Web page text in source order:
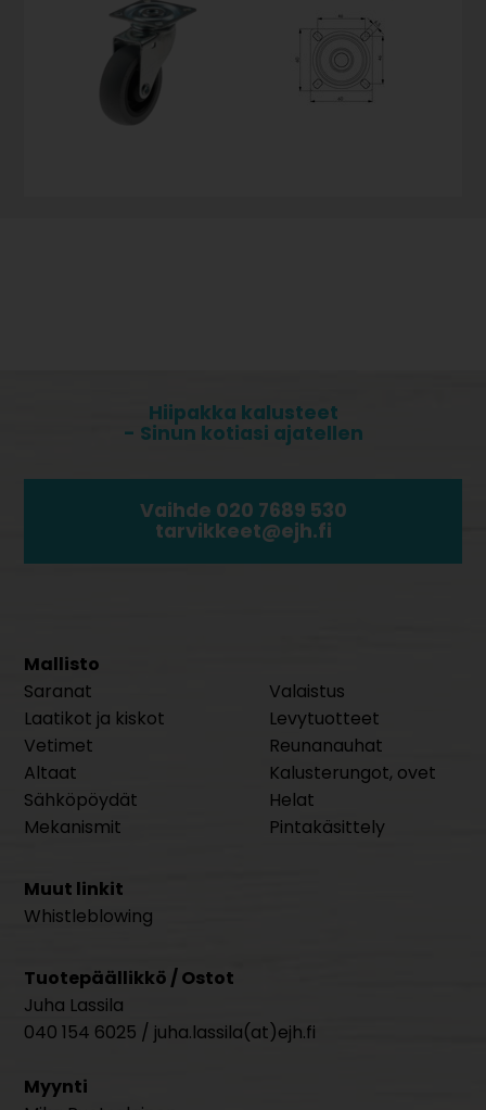
Hiipakka kalusteet
- Sinun kotiasi ajatellen
Vaihde 020 7689 530
tarvikkeet@ejh.fi
Mallisto
Saranat
Laatikot ja kiskot
Vetimet
Altaat
Sähköpöydät
Mekanismit
Valaistus
Levytuotteet
Reunanauhat
Kalusterungot, ovet
Helat
Pintakäsittely
Muut linkit
Whistleblowing
Tuotepäällikkö / Ostot
Juha Lassila
040 154 6025 / juha.lassila(at)ejh.fi
Myynti